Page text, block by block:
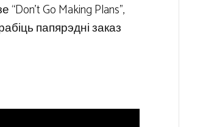
Go Making Plans”,
папярэдні заказ